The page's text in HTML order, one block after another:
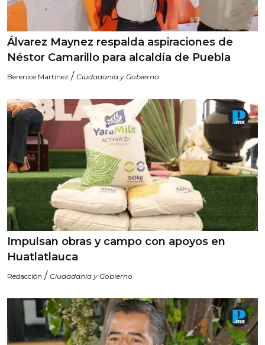
Álvarez Maynez respalda aspiraciones de
Néstor Camarillo para alcaldía de Puebla
Berenice Martinez / Ciudadanía y Gobierno
Impulsan obras y campo con apoyos en
Huatlatlauca
Redacción / Ciudadanía y Gobierno